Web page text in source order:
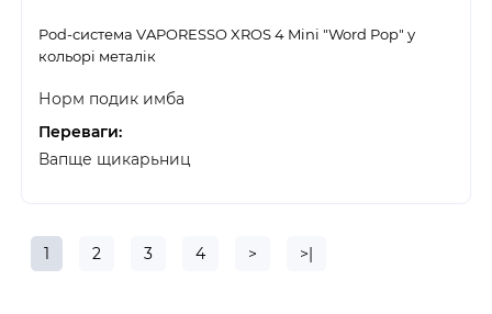
Pod-система VAPORESSO XROS 4 Mini "Word Pop" у
кольорі металік
Норм подик имба
Переваги:
Вапще щикарьниц
1 2 3 4 > >|